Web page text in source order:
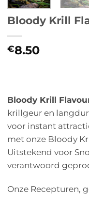
Bloody Krill
€8.50
Bloody Krill
krillgeur en
voor instant
met onze Bloody
Uitstekend voor
verantwoord
Onze Recepturen,